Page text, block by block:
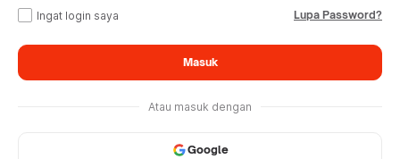
Ingat login saya Lupa Password?
Masuk
Atau masuk dengan
Google